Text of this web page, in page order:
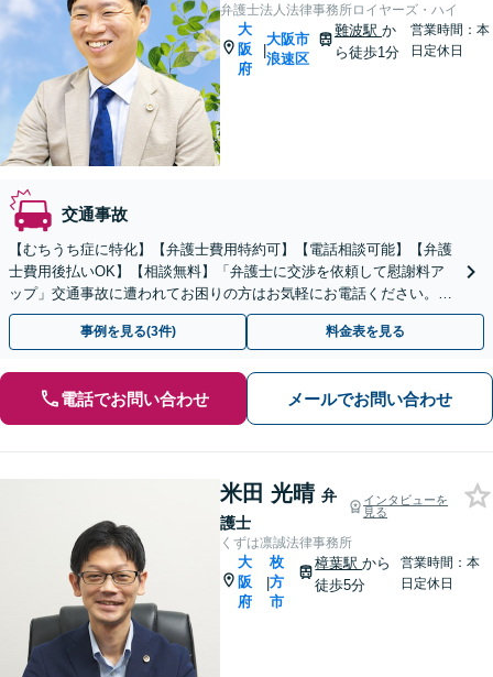
弁護士法人法律事務所ロイヤーズ・ハイ
大
阪
府
|
大阪市
浪速区
難波駅 か
ら徒歩1分
営業時間：本
日定休日
交通事故
【むちうち症に特化】【弁護士費用特約可】【電話相談可能】【弁護
士費用後払いOK】【相談無料】「弁護士に交渉を依頼して慰謝料ア
ップ」交通事故に遭われてお困りの方はお気軽にお電話ください。
【当日・夜間・休日の相談可】
事例を見る(3件) 料金表を見る
電話でお問い合わせ メールでお問い合わせ
米田 光晴 弁
護士
インタビューを
見る
くずは凛誠法律事務所
大
阪
府
|
枚
方
市
樟葉駅から
徒歩5分
営業時間：本
日定休日